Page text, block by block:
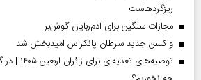
ریزگردهاست
مجازات سنگین برای آدم‌ربایان گوش‌بر
واکسن جدید سرطان پانکراس امیدبخش شد
توصیه‌های